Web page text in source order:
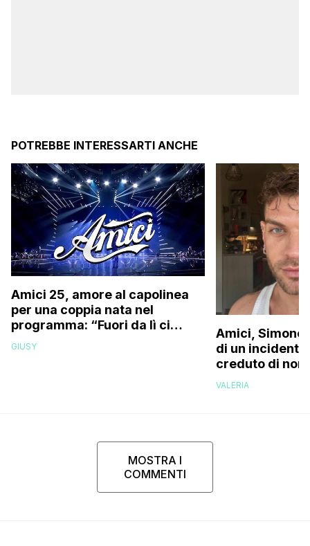
POTREBBE INTERESSARTI ANCHE
Amici 25, amore al capolinea
per una coppia nata nel
programma: “Fuori da lì ci
siamo resi conto che…”
GIUSY
Amici, Simone
di un incidente
creduto di
più la mia
VALERIA
MOSTRA I
COMMENTI